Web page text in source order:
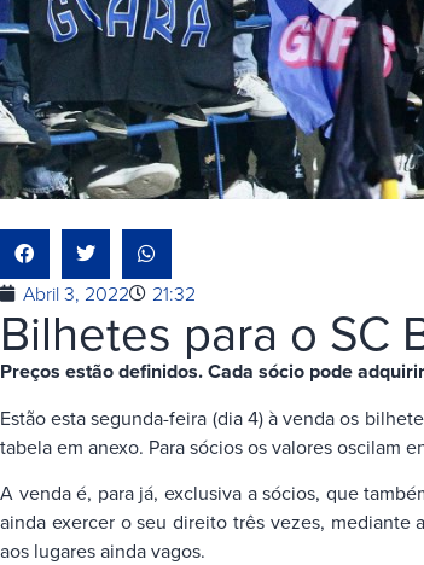
Abril 3, 2022 21:32
Bilhetes para o SC
Preços estão definidos. Cada sócio pode
Estão esta segunda-feira (dia 4) à venda os
tabela em anexo. Para sócios os valores oscilam
A venda é, para já, exclusiva a sócios, que
ainda exercer o seu direito três vezes, mediante
aos lugares ainda vagos.